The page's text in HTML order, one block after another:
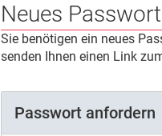
Neues Passwort
Sie benötigen ein neues
senden Ihnen einen Link
Passwort anfordern